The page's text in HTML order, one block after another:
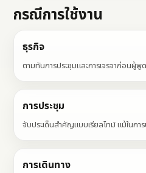
กรณีการใช้งาน
ธุรกิจ
ตามทันการประชุมและการเจรจาก่อนผู้
การประชุม
จับประเด็นสำคัญแบบเรียลไทม์ แม้ในการ
การเดินทาง